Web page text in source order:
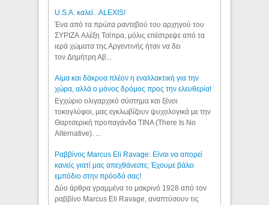
U.S.A. καλεί...ALEXIS!
Ένα από τα πρώτα ραντεβού του αρχηγού του
ΣΥΡΙΖΑ Αλέξη Τσίπρα, μόλις επέστρεψε από τα
ιερά χώματα της Αργεντινής ήταν να δει
τον Δημήτρη Αβ...
Αίμα και δάκρυα πλέον η εναλλακτική για την
χώρα, αλλά ο μόνος δρόμος προς την ελευθερία!
Εγχώριο ολιγαρχικό σύστημα και ξένοι
τοκογλύφοι, μας εγκλωβίζουν ψυχολογικά με την
Θαρτσερική προπαγάνδα TINA (There Is No
Alternative). ...
Ραββίνος Marcus Eli Ravage: Είναι να απορεί
κανείς γιατί μας απεχθάνεστε; Έχουμε βάλει
εμπόδιο στην πρόοδό σας!
Δύο άρθρα γραμμένα το μακρινό 1928 από τον
ραββίνο Marcus Eli Ravage, αναπτύσουν τις